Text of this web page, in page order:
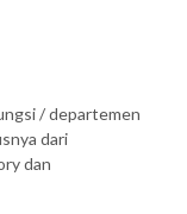
/ departemen
dari
dan